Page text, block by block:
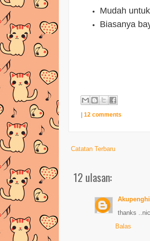
Mudah
Biasanya
12 comments
Catatan Terbaru
12 ulasan:
thanks
Balas